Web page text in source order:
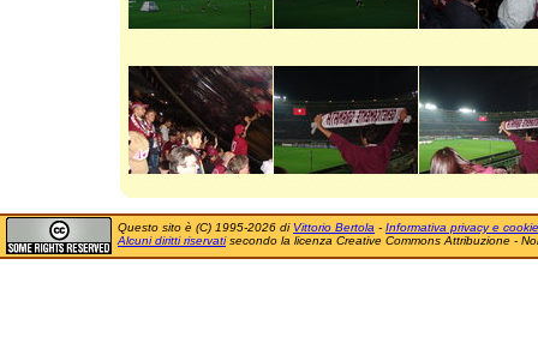
Questo sito è (C) 1995-2026 di Vittorio Bertola - Informativa privacy e cookie
Alcuni diritti riservatisecondo la licenza Creative Commons Attribuzione -